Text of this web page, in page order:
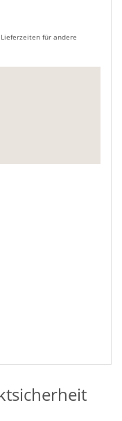
für andere